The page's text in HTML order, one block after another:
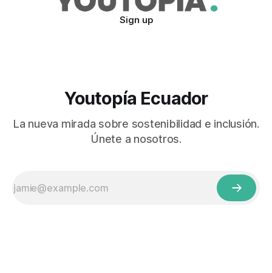
Sign up
Youtopía Ecuador
La nueva mirada sobre sostenibilidad e inclusión.
Únete a nosotros.